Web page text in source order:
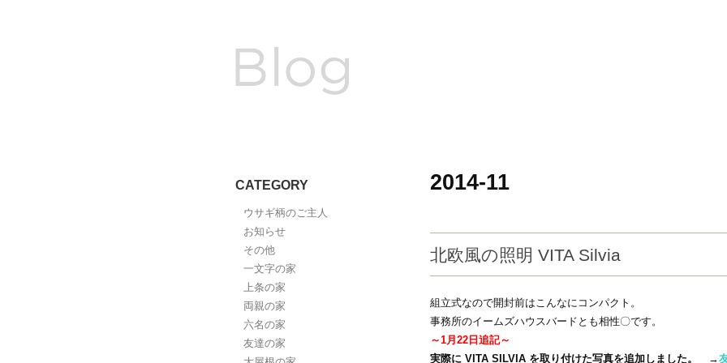
CATEGORY
ウサギ柄のご主人
お知らせ
その他
一文字の家
上条の家
両親の家
六名の家
友達の家
2014-11
北欧風の照明 VITA Silvia
組立式なので開封前はこんなにコンパクト。
事務所のイームズハウスバードとも相性〇です。
～1月22日追記～
実際に VITA SILVIA を取り付けた写真を追加しました。
→